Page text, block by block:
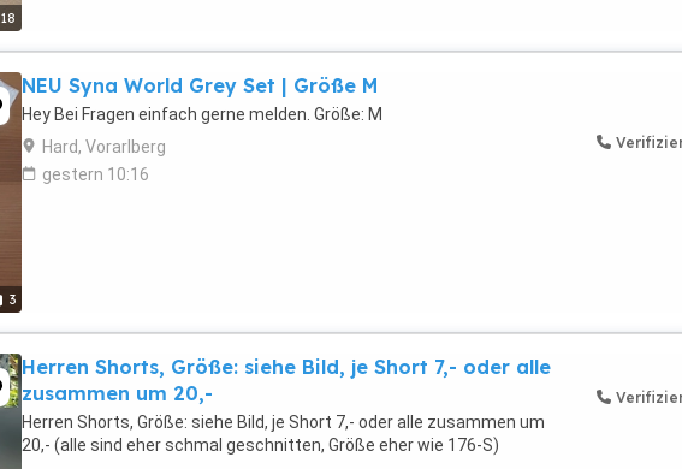
18
3
NEU Syna World Grey Set | Größe M
Hey Bei Fragen einfach gerne melden. Größe: M
Hard, Vorarlberg
gestern 10:16
Herren Shorts, Größe: siehe Bild, je Short 7,- oder alle
zusammen um 20,-
Herren Shorts, Größe: siehe Bild, je Short 7,- oder alle zusammen um
20,- (alle sind eher schmal geschnitten, Größe eher wie 176-S)